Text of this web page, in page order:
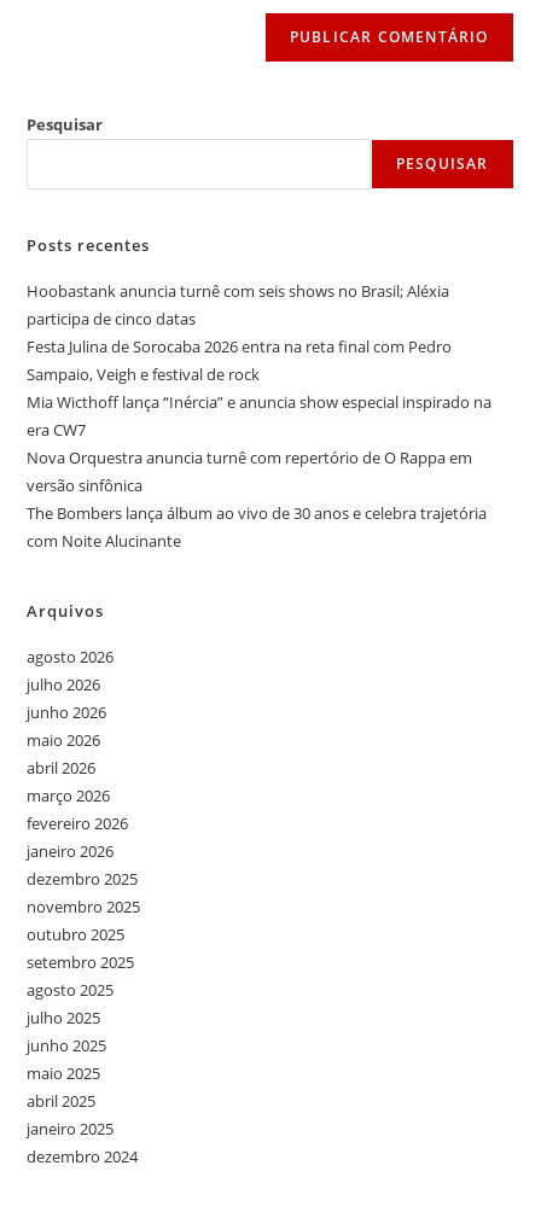
Pesquisar
PESQUISAR
Posts recentes
Hoobastank anuncia turnê com seis shows no Brasil; Aléxia
participa de cinco datas
Festa Julina de Sorocaba 2026 entra na reta final com Pedro
Sampaio, Veigh e festival de rock
Mia Wicthoff lança “Inércia” e anuncia show especial inspirado na
era CW7
Nova Orquestra anuncia turnê com repertório de O Rappa em
versão sinfônica
The Bombers lança álbum ao vivo de 30 anos e celebra trajetória
com Noite Alucinante
Arquivos
agosto 2026
julho 2026
junho 2026
maio 2026
abril 2026
março 2026
fevereiro 2026
janeiro 2026
dezembro 2025
novembro 2025
outubro 2025
setembro 2025
agosto 2025
julho 2025
junho 2025
maio 2025
abril 2025
janeiro 2025
dezembro 2024